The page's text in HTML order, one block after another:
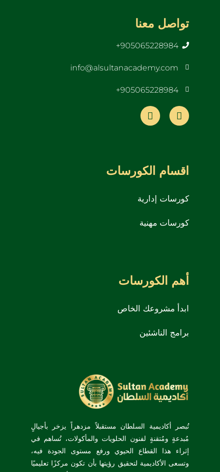
تواصل معنا
905065228984+
info@alsultanacademy.com
905065228984+
اقسام الكورسات
كورسات إدارية
كورسات مهنية
أهم الكورسات
ابدأ مشروعك الخاص
برامج الناشئين
تُبصر أكاديمية السلطان مستقبلاً مزدهراً يزخر بأجيالٍ
مُبدعةٍ ومُتقنةٍ لفنون الحلويات والمأكولات، تُساهم في
إثراء هذا القطاع الحيوي ورفع مستوى الجودة فيه،
وتسعى الأكاديمية لتحقيق رؤيتها بأن تكون مركزًا تعليميًا